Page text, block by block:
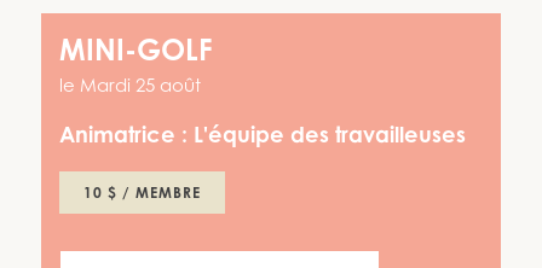
MINI-GOLF
le Mardi 25 août
Animatrice : L'équipe des travailleuses
10 $ / MEMBRE